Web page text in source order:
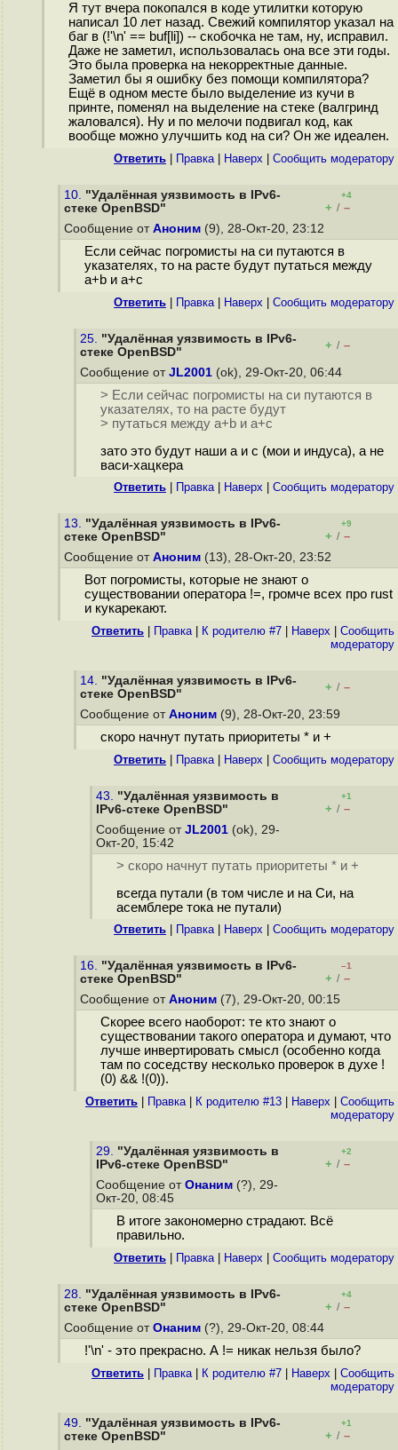
Я тут вчера покопался в коде утилитки которую
написал 10 лет назад. Свежий компилятор указал на
баг в (!'\n' == buf[li]) -- скобочка не там, ну, исправил.
Даже не заметил, использовалась она все эти годы.
Это была проверка на некорректные данные.
Заметил бы я ошибку без помощи компилятора?
Ещё в одном месте было выделение из кучи в
принте, поменял на выделение на стеке (валгринд
жаловался). Ну и по мелочи подвигал код, как
вообще можно улучшить код на си? Он же идеален.
Ответить Правка| Наверх Cообщить модератору
10. "Удалённая уязвимость в IPv6-
стеке OpenBSD"
+4
+ / –
Сообщение от Аноним (9), 28-Окт-20, 23:12
Если сейчас погромисты на си путаются в
указателях, то на расте будут путаться между
a+b и a+c
Ответить Правка| Наверх Cообщить модератору
25. "Удалённая уязвимость в IPv6-
стеке OpenBSD"
+ / –
Сообщение от JL2001 (ok), 29-Окт-20, 06:44
> Если сейчас погромисты на си путаются в
указателях, то на расте будут
> путаться между a+b и a+c
зато это будут наши a и c (мои и индуса), а не
васи-хацкера
Ответить Правка| Наверх Cообщить модератору
13. "Удалённая уязвимость в IPv6-
стеке OpenBSD"
+9
+ / –
Сообщение от Аноним (13), 28-Окт-20, 23:52
Вот погромисты, которые не знают о
существовании оператора !=, громче всех про rust
и кукарекают.
Ответить Правка| К родителю #7 Наверх
Cообщить
модератору
14. "Удалённая уязвимость в IPv6-
стеке OpenBSD"
+ / –
Сообщение от Аноним (9), 28-Окт-20, 23:59
скоро начнут путать приоритеты * и +
Ответить Правка| Наверх Cообщить модератору
43. "Удалённая уязвимость в
IPv6-стеке OpenBSD"
+1
+ / –
Сообщение от JL2001 (ok), 29-
Окт-20, 15:42
> скоро начнут путать приоритеты * и +
всегда путали (в том числе и на Си, на
асемблере тока не путали)
Ответить Правка| Наверх Cообщить модератору
16. "Удалённая уязвимость в IPv6-
стеке OpenBSD"
–1
+ / –
Сообщение от Аноним (7), 29-Окт-20, 00:15
Скорее всего наоборот: те кто знают о
существовании такого оператора и думают, что
лучше инвертировать смысл (особенно когда
там по соседству несколько проверок в духе !
(0) && !(0)).
Ответить Правка| К родителю #13 Наверх
Cообщить
модератору
29. "Удалённая уязвимость в
IPv6-стеке OpenBSD"
+2
+ / –
Сообщение от Онаним (?), 29-
Окт-20, 08:45
В итоге закономерно страдают. Всё
правильно.
Ответить Правка| Наверх Cообщить модератору
28. "Удалённая уязвимость в IPv6-
стеке OpenBSD"
+4
+ / –
Сообщение от Онаним (?), 29-Окт-20, 08:44
!'\n' - это прекрасно. А != никак нельзя было?
Ответить Правка| К родителю #7 Наверх
Cообщить
модератору
49. "Удалённая уязвимость в IPv6-
стеке OpenBSD"
+1
+ / –